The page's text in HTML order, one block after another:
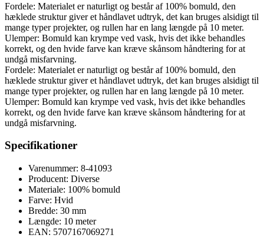
Fordele: Materialet er naturligt og består af 100% bomuld, den
hæklede struktur giver et håndlavet udtryk, det kan bruges alsidigt til
mange typer projekter, og rullen har en lang længde på 10 meter.
Ulemper: Bomuld kan krympe ved vask, hvis det ikke behandles
korrekt, og den hvide farve kan kræve skånsom håndtering for at
undgå misfarvning.
Fordele: Materialet er naturligt og består af 100% bomuld, den
hæklede struktur giver et håndlavet udtryk, det kan bruges alsidigt til
mange typer projekter, og rullen har en lang længde på 10 meter.
Ulemper: Bomuld kan krympe ved vask, hvis det ikke behandles
korrekt, og den hvide farve kan kræve skånsom håndtering for at
undgå misfarvning.
Specifikationer
Varenummer: 8-41093
Producent: Diverse
Materiale: 100% bomuld
Farve: Hvid
Bredde: 30 mm
Længde: 10 meter
EAN: 5707167069271